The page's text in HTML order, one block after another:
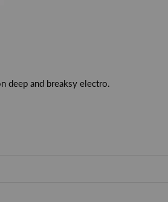
deep and breaksy electro.